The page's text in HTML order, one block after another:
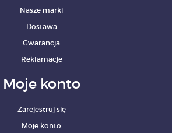
Nasze marki
Dostawa
Gwarancja
Reklamacje
Moje konto
Zarejestruj się
Moje konto